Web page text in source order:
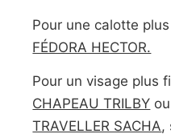
Pour une calotte
FÉDORA HECTOR.
Pour un visage plus
CHAPEAU TRILBY
TRAVELLER SACHA,